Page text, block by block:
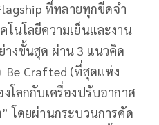
ที่ทลายทุกขีดจำ
โนโลยีความเย็นและงาน
างขั้นสุด ผ่าน 3 แนวคิด
Be Crafted (ที่สุดแห่ง
โลกกับเครื่องปรับอากาศ
โดยผ่านกระบวนการคัด